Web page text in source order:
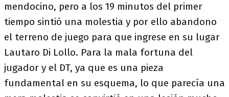
mendocino, pero a los 19 minutos del primer
tiempo sintió una molestia y por ello abandono
el terreno de juego para que ingrese en su lugar
Lautaro Di Lollo. Para la mala fortuna del
jugador y el DT, ya que es una pieza
fundamental en su esquema, lo que parecía una